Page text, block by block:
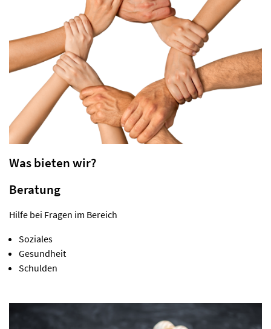
Was bieten wir?
Beratung
Hilfe bei Fragen im Bereich
Soziales
Gesundheit
Schulden